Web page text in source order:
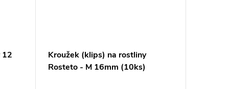
12
Kroužek (klips) na rostliny
Rosteto - M 16mm (10ks)